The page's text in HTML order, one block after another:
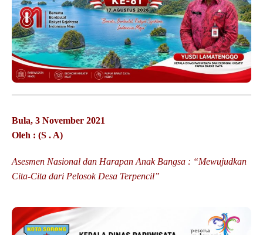
Bula, 3 November 2021
Oleh : (S . A)
Asesmen Nasional dan Harapan Anak Bangsa : “Mewujudkan
Cita-Cita dari Pelosok Desa Terpencil”